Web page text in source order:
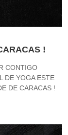
!
CONTIGO
DE YOGA ESTE
DE CARACAS !